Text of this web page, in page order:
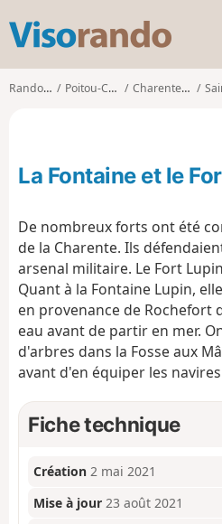
s
o
o
Randonnées Poitou-Charentes Charente-Maritime
La Fontaine et le
De nombreux forts ont été
de la Charente. Ils
arsenal militaire. Le Fort
Quant à la Fontaine Lupin,
en provenance de Rochefort
eau avant de partir en mer.
d'arbres dans la Fosse aux
avant d'en équiper les
Fiche technique
Création 2 mai 2021
Mise à jour 23 août 2021